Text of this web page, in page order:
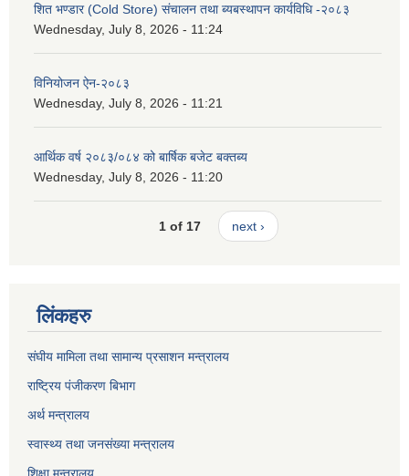
शित भण्डार (Cold Store) संचालन तथा ब्यबस्थापन कार्यविधि -२०८३
Wednesday, July 8, 2026 - 11:24
विनियोजन ऐन-२०८३
Wednesday, July 8, 2026 - 11:21
आर्थिक वर्ष २०८३/०८४ को बार्षिक बजेट बक्तब्य
Wednesday, July 8, 2026 - 11:20
1 of 17 next ›
लिंकहरु
संघीय मामिला तथा सामान्य प्रसाशन मन्त्रालय
राष्ट्रिय पंजीकरण बिभाग
अर्थ मन्त्रालय
स्वास्थ्य तथा जनसंख्या मन्त्रालय